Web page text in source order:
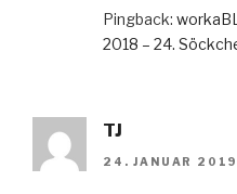
Pingback:
2018 – 24.
TJ
24. JANUAR